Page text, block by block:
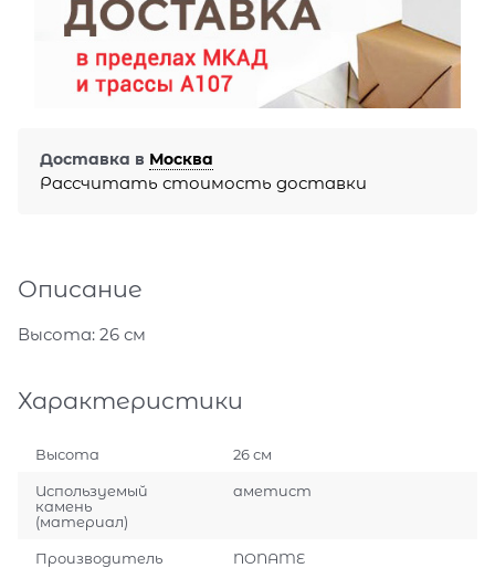
Доставка в Москва
Рассчитать стоимость доставки
Описание
Высота: 26 см
Характеристики
Высота 26 см
Используемый
камень
(материал)
аметист
Производитель NONAME